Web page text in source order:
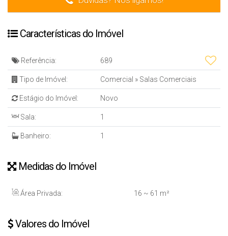
Características do Imóvel
Referência: 689
Tipo de Imóvel: Comercial » Salas Comerciais
Estágio do Imóvel: Novo
Sala: 1
Banheiro: 1
Medidas do Imóvel
Área Privada: 16 ~ 61 m²
Valores do Imóvel